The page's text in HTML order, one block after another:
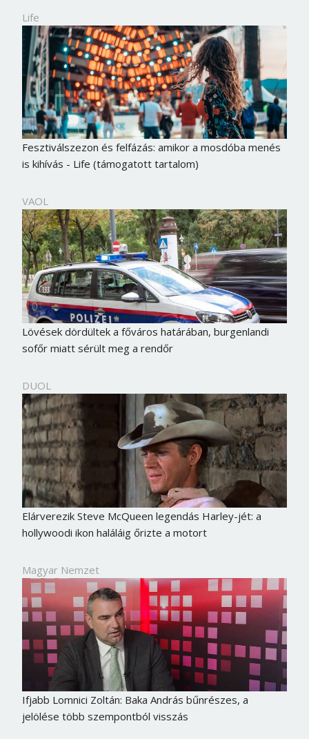
Life
Fesztiválszezon és felfázás: amikor a mosdóba menés
is kihívás - Life (támogatott tartalom)
VAOL
Lövések dördültek a főváros határában, burgenlandi
sofőr miatt sérült meg a rendőr
DUOL
Elárverezik Steve McQueen legendás Harley-jét: a
hollywoodi ikon haláláig őrizte a motort
Magyar Nemzet
Ifjabb Lomnici Zoltán: Baka András bűnrészes, a
jelölése több szempontból visszás